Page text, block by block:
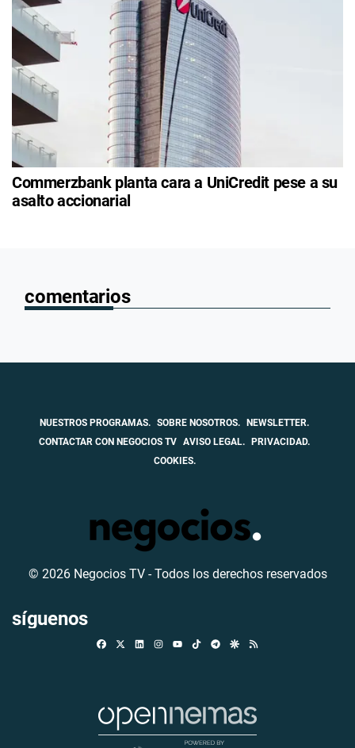
Commerzbank planta cara a UniCredit pese a su
asalto accionarial
comentarios
NUESTROS PROGRAMAS. SOBRE NOSOTROS.
NEWSLETTER.
CONTACTAR CON NEGOCIOS TV AVISO LEGAL.
PRIVACIDAD.
COOKIES.
© 2026 Negocios TV - Todos los derechos reservados
síguenos
FacebookLinkedinInstagramTikTokTelegramGoogle Discover